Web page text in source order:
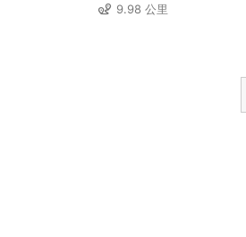
9.98 公里